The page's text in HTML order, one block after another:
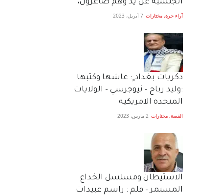
الجنسية عن يد وهم صاغرون،
آراء حرة, مختارات 7 أبريل، 2023
دكريات بغداد ٍ: عاشها وكتبها
:وليد رباح – نيوجرسي – الولايات
المتحدة الامريكية
القصة, مختارات 2 مارس، 2023
الاستيطان ومسلسل الخداع
المستمر – قلم : راسم عبيدات